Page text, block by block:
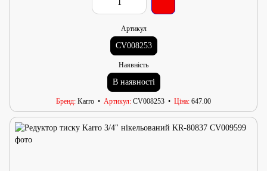
Артикул
CV008253
Наявність
В наявності
Бренд Karro Артикул CV008253 Ціна 647.00